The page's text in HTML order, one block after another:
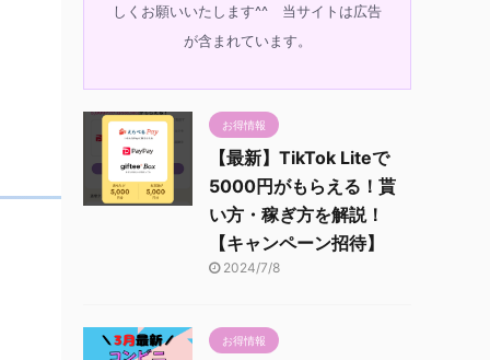
しくお願いいたします^^ 当サイトは広告
が含まれています。
お得情報
【最新】TikTok Liteで
5000円がもらえる！貰
い方・稼ぎ方を解説！
【キャンペーン招待】
2024/7/8
お得情報